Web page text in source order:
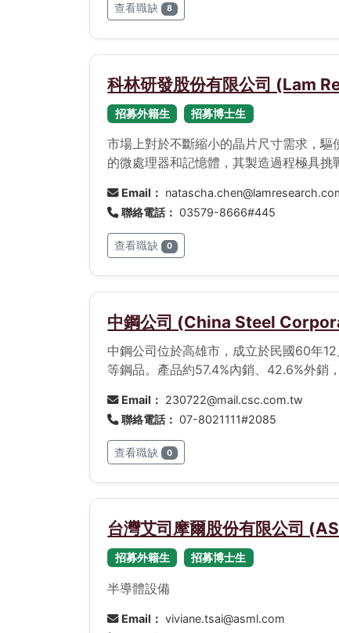
查看職缺 8
科林研發股份有限公司 (Lam
招募外籍生 招募博士生
市場上對於不斷縮小的晶片尺寸需求，
的微處理器和記憶體，其製造過程極具
(Interconnect)、層相(Patterning)、高階
方案，以製造最先進的晶片。
Email：
聯絡電話： 03579-8666#445
查看職缺 0
中鋼公司 (China Steel
中鋼公司位於高雄市，成立於民國60年
等鋼品。產品約57.4%內銷、42.6%外銷
Email： 230722@mail.csc.com.tw
聯絡電話： 07-8021111#2085
查看職缺 0
台灣艾司摩爾股份有限公司
招募外籍生 招募博士生
半導體設備
Email： viviane.tsai@asml.com